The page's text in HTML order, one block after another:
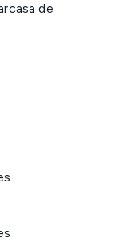
de